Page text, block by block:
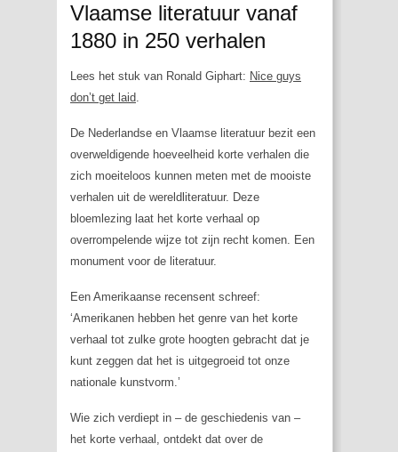
Vlaamse literatuur vanaf
1880 in 250 verhalen
Lees het stuk van Ronald Giphart: Nice guys
don’t get laid.
De Nederlandse en Vlaamse literatuur bezit een
overweldigende hoeveelheid korte verhalen die
zich moeiteloos kunnen meten met de mooiste
verhalen uit de wereldliteratuur. Deze
bloemlezing laat het korte verhaal op
overrompelende wijze tot zijn recht komen. Een
monument voor de literatuur.
Een Amerikaanse recensent schreef:
‘Amerikanen hebben het genre van het korte
verhaal tot zulke grote hoogten gebracht dat je
kunt zeggen dat het is uitgegroeid tot onze
nationale kunstvorm.’
Wie zich verdiept in – de geschiedenis van –
het korte verhaal, ontdekt dat over de